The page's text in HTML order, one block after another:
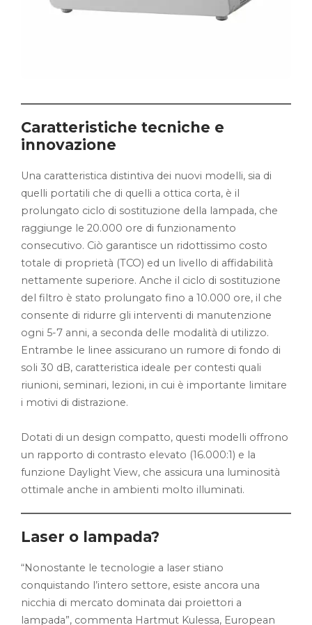
Caratteristiche tecniche e
innovazione
Una caratteristica distintiva dei nuovi modelli, sia di
quelli portatili che di quelli a ottica corta, è il
prolungato ciclo di sostituzione della lampada, che
raggiunge le 20.000 ore di funzionamento
consecutivo. Ciò garantisce un ridottissimo costo
totale di proprietà (TCO) ed un livello di affidabilità
nettamente superiore. Anche il ciclo di sostituzione
del filtro è stato prolungato fino a 10.000 ore, il che
consente di ridurre gli interventi di manutenzione
ogni 5-7 anni, a seconda delle modalità di utilizzo.
Entrambe le linee assicurano un rumore di fondo di
soli 30 dB, caratteristica ideale per contesti quali
riunioni, seminari, lezioni, in cui è importante limitare
i motivi di distrazione.
Dotati di un design compatto, questi modelli offrono
un rapporto di contrasto elevato (16.000:1) e la
funzione Daylight View, che assicura una luminosità
ottimale anche in ambienti molto illuminati.
Laser o lampada?
“Nonostante le tecnologie a laser stiano
conquistando l’intero settore, esiste ancora una
nicchia di mercato dominata dai proiettori a
lampada”, commenta Hartmut Kulessa, European